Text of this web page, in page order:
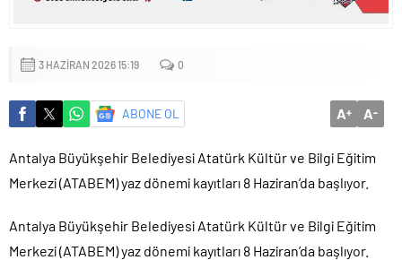
3 HAZIRAN 2026 15:19 0
ABONE OL A+ A-
Antalya Büyükşehir Belediyesi Atatürk Kültür ve Bilgi Eğitim
Merkezi (ATABEM) yaz dönemi kayıtları 8 Haziran’da başlıyor.
Antalya Büyükşehir Belediyesi Atatürk Kültür ve Bilgi Eğitim
Merkezi (ATABEM) yaz dönemi kayıtları 8 Haziran’da başlıyor.